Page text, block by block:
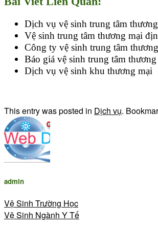
Dịch vụ vệ sinh trung tâm
Vệ sinh trung tâm thương mại
Công ty vệ sinh trung tâm
Báo giá vệ sinh trung tâm thương
Dịch vụ vệ sinh khu thương mại
This entry was posted in Dịch vụ.
admin
Vệ Sinh Trường Học
Vệ Sinh Ngành Y Tế